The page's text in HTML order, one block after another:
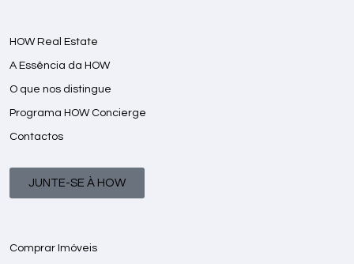
HOW Real Estate
A Essência da HOW
O que nos distingue
Programa HOW Concierge
Contactos
JUNTE-SE À HOW
Comprar Imóveis